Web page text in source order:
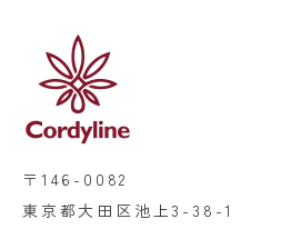
〒146-0082
東京都大田区池上3-38-1